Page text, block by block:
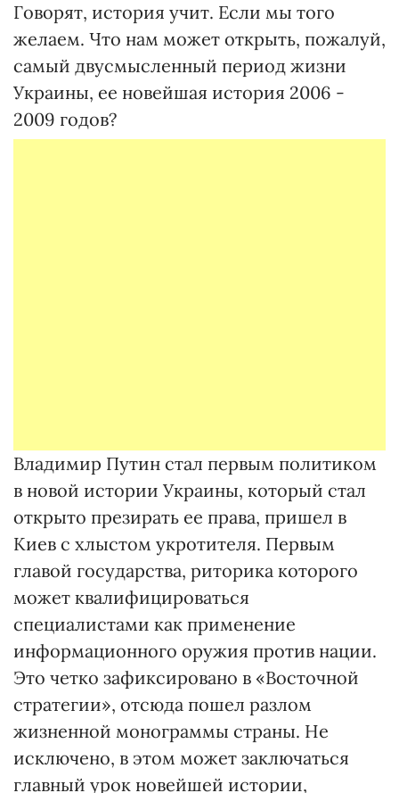
Говорят, история учит. Если мы того
желаем. Что нам может открыть, пожалуй,
самый двусмысленный период жизни
Украины, ее новейшая история 2006 -
2009 годов?
Владимир Путин стал первым политиком
в новой истории Украины, который стал
открыто презирать ее права, пришел в
Киев с хлыстом укротителя. Первым
главой государства, риторика которого
может квалифицироваться
специалистами как применение
информационного оружия против нации.
Это четко зафиксировано в «Восточной
стратегии», отсюда пошел разлом
жизненной монограммы страны. Не
исключено, в этом может заключаться
главный урок новейшей истории,